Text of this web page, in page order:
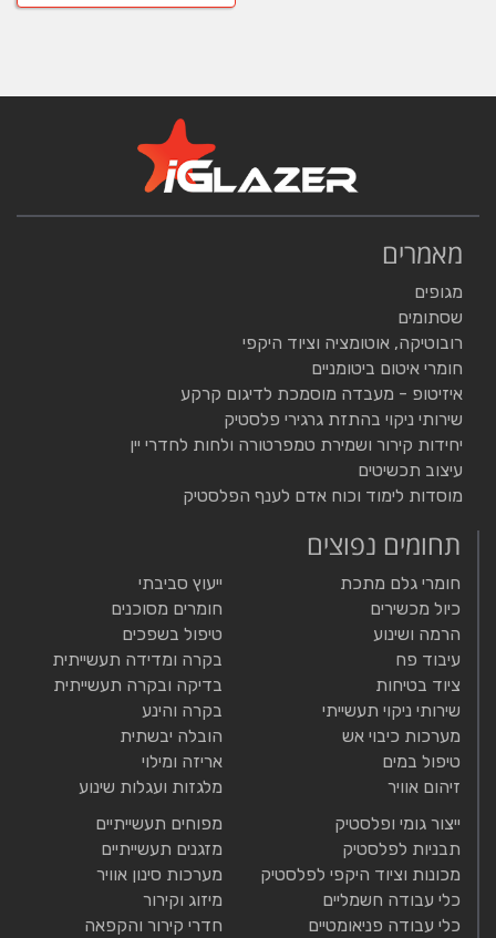
מאמרים
מגופים
שסתומים
רובוטיקה, אוטומציה וציוד היקפי
חומרי איטום ביטומניים
איזיטופ - מעבדה מוסמכת לדיגום קרקע
שירותי ניקוי בהתזת גרגירי פלסטיק
יחידות קירור ושמירת טמפרטורה ולחות לחדרי יין
עיצוב תכשיטים
מוסדות לימוד וכוח אדם לענף הפלסטיק
תחומים נפוצים
חומרי גלם מתכת
כיול מכשירים
הרמה ושינוע
עיבוד פח
ציוד בטיחות
שירותי ניקוי תעשייתי
מערכות כיבוי אש
טיפול במים
זיהום אוויר
ייעוץ סביבתי
חומרים מסוכנים
טיפול בשפכים
בקרה ומדידה תעשייתית
בדיקה ובקרה תעשייתית
בקרה והינע
הובלה יבשתית
אריזה ומילוי
מלגזות ועגלות שינוע
ייצור גומי ופלסטיק
תבניות לפלסטיק
מכונות וציוד היקפי לפלסטיק
כלי עבודה חשמליים
כלי עבודה פניאומטיים
מפוחים תעשייתיים
מזגנים תעשייתיים
מערכות סינון אוויר
מיזוג וקירור
חדרי קירור והקפאה